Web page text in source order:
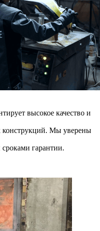
высокое качество и
Мы уверены
гарантии.